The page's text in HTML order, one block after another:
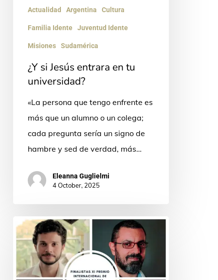
Actualidad Argentina Cultura
Familia Idente Juventud Idente
Misiones Sudamérica
¿Y si Jesús entrara en tu
universidad?
«La persona que tengo enfrente es
más que un alumno o un colega;
cada pregunta sería un signo de
hambre y sed de verdad, más…
Eleanna Guglielmi
4 October, 2025
El
amor
hecho
música: